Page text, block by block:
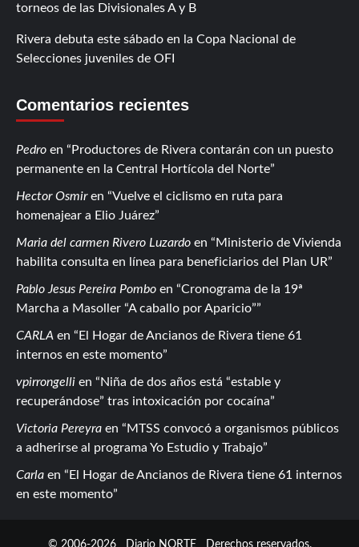
torneos de las Divisionales A y B
Rivera debuta este sábado en la Copa Nacional de
Selecciones juveniles de OFI
Comentarios recientes
Pedro en
Productores de Rivera contarán con un puesto
permanente en la Central Hortícola del Norte
Hector Osmiren
Vuelve el ciclismo en ruta para
homenajear a Elio Juárez
Maria del carmen Rivero Luzardo en
Ministerio de Vivienda
habilita consulta en línea para beneficiarios del Plan UR
Pablo Jesus Pereira Pombo en
Cronograma de la 19ª
Marcha a Masoller “A caballo por Aparicio”
CARLA en
El Hogar de Ancianos de Rivera tiene 61
internos en este momento
vpirrongelli en
Niña de dos años está “estable y
recuperándose” tras intoxicación por cocaína
Victoria Pereyra en
MTSS convocó a organismos públicos
a adherirse al programa Yo Estudio y Trabajo
Carla en
El Hogar de Ancianos de Rivera tiene 61 internos
en este momento
© 2006-2026 Diario NORTE Derechos reservados.